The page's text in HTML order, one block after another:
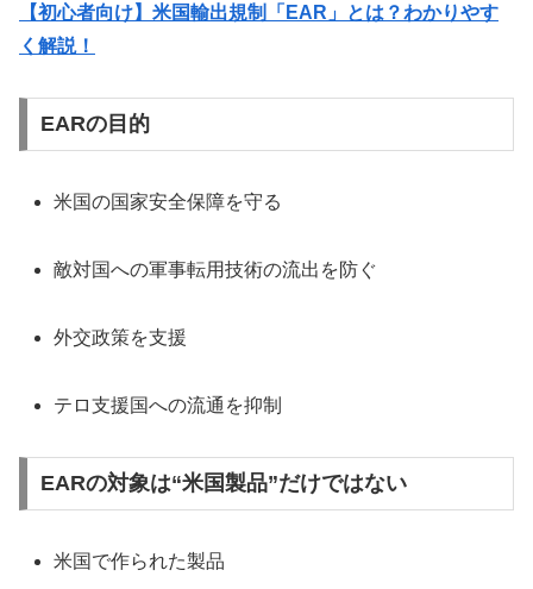
【初心者向け】米国輸出規制「EAR」とは？わかりやす
く解説！
EARの目的
米国の国家安全保障を守る
敵対国への軍事転用技術の流出を防ぐ
外交政策を支援
テロ支援国への流通を抑制
EARの対象は“米国製品”だけではない
米国で作られた製品